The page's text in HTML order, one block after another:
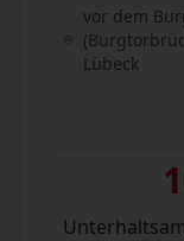
vor dem
Lübeck